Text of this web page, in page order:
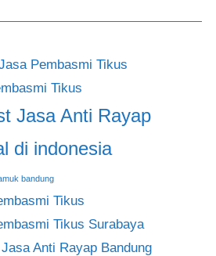
Pembasmi Tikus
Tikus
Jasa Anti Rayap
di indonesia
bandung
Tikus
Tikus Surabaya
Jasa Anti Rayap Bandung